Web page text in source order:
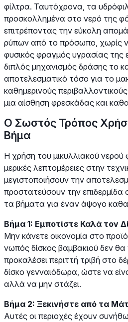
φίλτρα. Ταυτόχρονα, τα
προσκολλημένα στο νερό της
επιτρέποντας την εύκολη
ρύπων από το πρόσωπο, χωρίς
φυσικός φραγμός υγρασίας της
διπλός μηχανισμός δράσης το
αποτελεσματικό τόσο για το
καθημερινούς
μια αίσθηση φρεσκάδας και
Ο Σωστός Τρόπος
Βήμα
Η χρήση του μικυλλιακού
μερικές λεπτομέρειες στην
μεγιστοποιήσουν την
προστατεύσουν την
τα βήματα για έναν άψογο
Βήμα 1: Εμποτίστε Καλά τον
Μην κάνετε οικονομία στο
νωπός δίσκος βαμβακιού δεν θα
προκαλέσει περιττή τριβή στο
δίσκο γενναιόδωρα, ώστε να
αλλά να μην στάζει.
Βήμα 2: Ξεκινήστε από τα
Αυτές οι περιοχές έχουν